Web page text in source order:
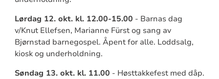
Lørdag 12. okt. kl. 12.00-15.00 - Barnas dag
v/Knut Ellefsen, Marianne Fürst og sang av
Bjørnstad barnegospel. Åpent for alle. Loddsalg,
kiosk og underholdning.
Søndag 13. okt. kl. 11.00 - Høsttakkefest med dåp.